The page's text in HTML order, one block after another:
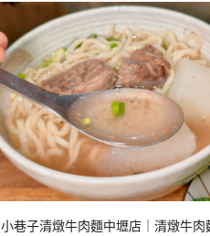
小巷子清燉牛肉麵中壢店｜清燉牛肉